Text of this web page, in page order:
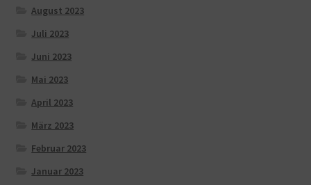
August 2023
Juli 2023
Juni 2023
Mai 2023
April 2023
März 2023
Februar 2023
Januar 2023